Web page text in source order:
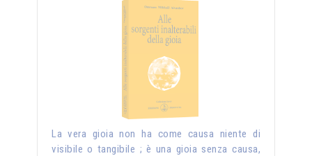
La vera gioia non ha come causa niente di
visibile o tangibile ; è una gioia senza causa,